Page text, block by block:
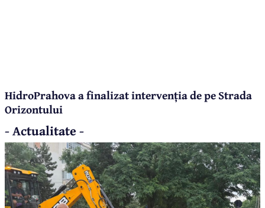
HidroPrahova a finalizat intervenția de pe Strada
Orizontului
- Actualitate -